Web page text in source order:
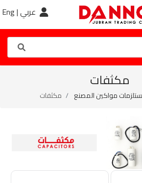
عربي |Eng
مكثفات
مواكين المصنع مكثفات